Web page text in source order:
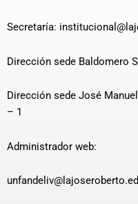
Secretaría:
Dirección sede Baldomero
Dirección sede José
– 1
Administrador web: